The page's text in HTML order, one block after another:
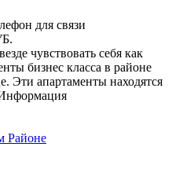
для связи
чувствовать себя как
бизнес класса в районе
Эти апартаменты находятся
Районе